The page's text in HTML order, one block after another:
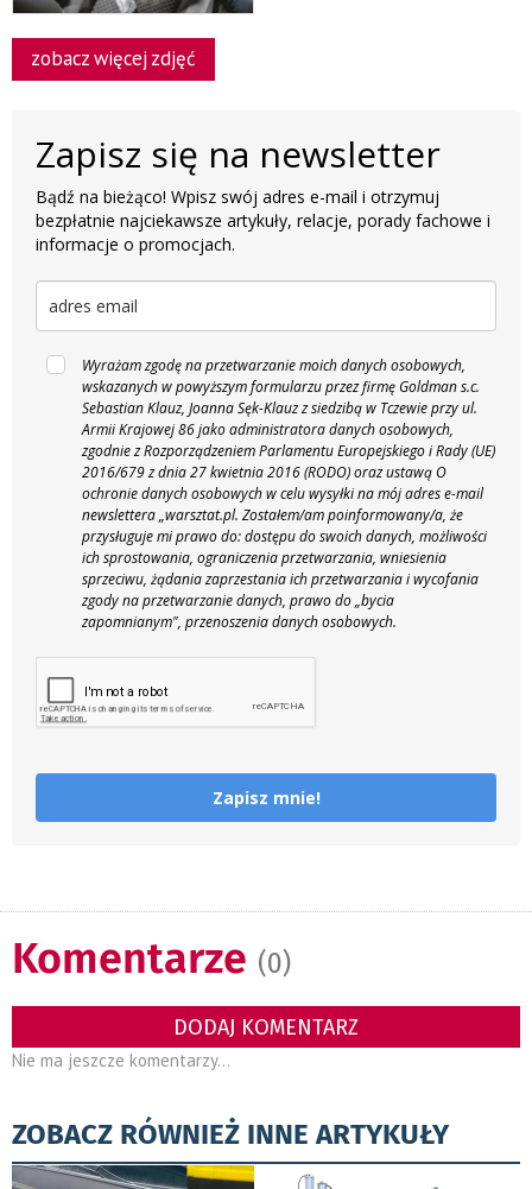
zobacz więcej zdjęć
Zapisz się na newsletter
Bądź na bieżąco! Wpisz swój adres e-mail i otrzymuj
bezpłatnie najciekawsze artykuły, relacje, porady fachowe i
informacje o promocjach.
Wyrażam zgodę na przetwarzanie moich danych osobowych,
wskazanych w powyższym formularzu przez firmę Goldman s.c.
Sebastian Klauz, Joanna Sęk-Klauz z siedzibą w Tczewie przy ul.
Armii Krajowej 86 jako administratora danych osobowych,
zgodnie z Rozporządzeniem Parlamentu Europejskiego i Rady (UE)
2016/679 z dnia 27 kwietnia 2016 (RODO) oraz ustawą O
ochronie danych osobowych w celu wysyłki na mój adres e-mail
newslettera „warsztat.pl. Zostałem/am poinformowany/a, że
przysługuje mi prawo do: dostępu do swoich danych, możliwości
ich sprostowania, ograniczenia przetwarzania, wniesienia
sprzeciwu, żądania zaprzestania ich przetwarzania i wycofania
zgody na przetwarzanie danych, prawo do „bycia
zapomnianym", przenoszenia danych osobowych.
Zapisz mnie!
Komentarze (0)
DODAJ KOMENTARZ
Nie ma jeszcze komentarzy...
ZOBACZ RÓWNIEŻ INNE ARTYKUŁY